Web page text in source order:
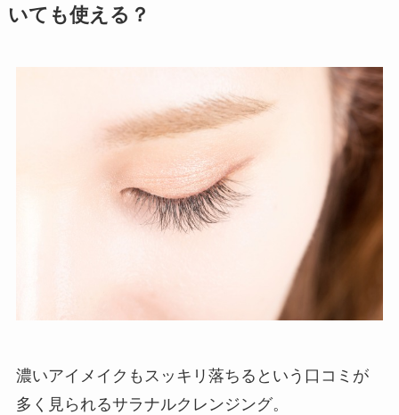
いても使える？
濃いアイメイクもスッキリ落ちるという口コミが
多く見られるサラナルクレンジング。